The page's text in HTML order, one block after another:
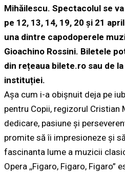
Mihăilescu. Spectacolul se
pe 12, 13, 14, 19, 20 și 21
una dintre capodoperele
Gioachino Rossini. Biletele
din rețeaua bilete.ro sau de
instituției.
Așa cum i-a obișnuit deja pe
pentru Copii, regizorul Cristian
dedicare, pasiune și
promite să îi impresioneze și
fascinanta lume a muzicii
Opera ,,Figaro, Figaro, Figaro”